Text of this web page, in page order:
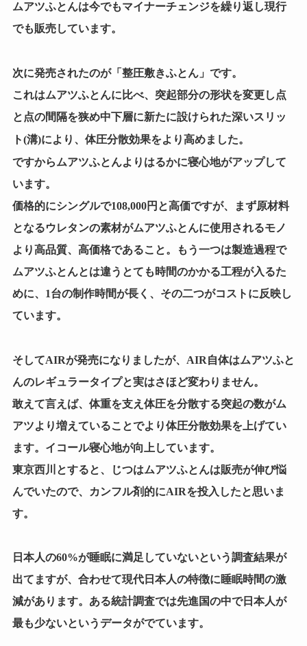
ムアツふとんは今でもマイナーチェンジを繰り返し現行
でも販売しています。
次に発売されたのが「 整圧敷きふとん」です。
これはムアツふとんに比べ、突起部分の形状を変更し点
と点の間隔を狭め中下層に新たに設けられた深いスリッ
ト(溝)により、 体圧分散効果をより高めました。
ですからムアツふとんよりはるかに寝心地がアップして
います。
価格的にシングルで108,000円と高価ですが、まず原材料
となるウレタンの素材がムアツふとんに使用されるモノ
より高品質、高価格であること。もう一つは製造過程で
ムアツふとんとは違うとても時間のかかる工程が入るた
めに、1台の制作時間が長く、その二つがコストに反映し
ています。
そしてAIRが発売になりましたが、AIR自体はムアツふと
んのレギュラータイプと実はさほど変わりません。
敢えて言えば、体重を支え体圧を分散する突起の数がム
アツより増えていることでより体圧分散効果を上げてい
ます。イコール寝心地が向上しています。
東京西川とすると、じつはムアツふとんは販売が伸び悩
んでいたので、カンフル剤的にAIRを投入したと思いま
す。
日本人の60%が睡眠に満足していないという調査結果が
出てますが、合わせて現代日本人の特徴に睡眠時間の激
減があります。ある統計調査では先進国の中で日本人が
最も少ないというデータがでています。